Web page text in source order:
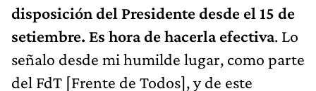
disposición del Presidente desde el 15 de
setiembre. Es hora de hacerla efectiva. Lo
señalo desde mi humilde lugar, como parte
del FdT [Frente de Todos], y de este